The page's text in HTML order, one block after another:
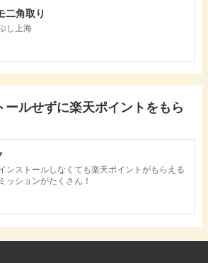
二角取り
し上海
ールせずに楽天ポイントをもら
ンストールしなくても楽天ポイントがもらえる
ッションがたくさん！